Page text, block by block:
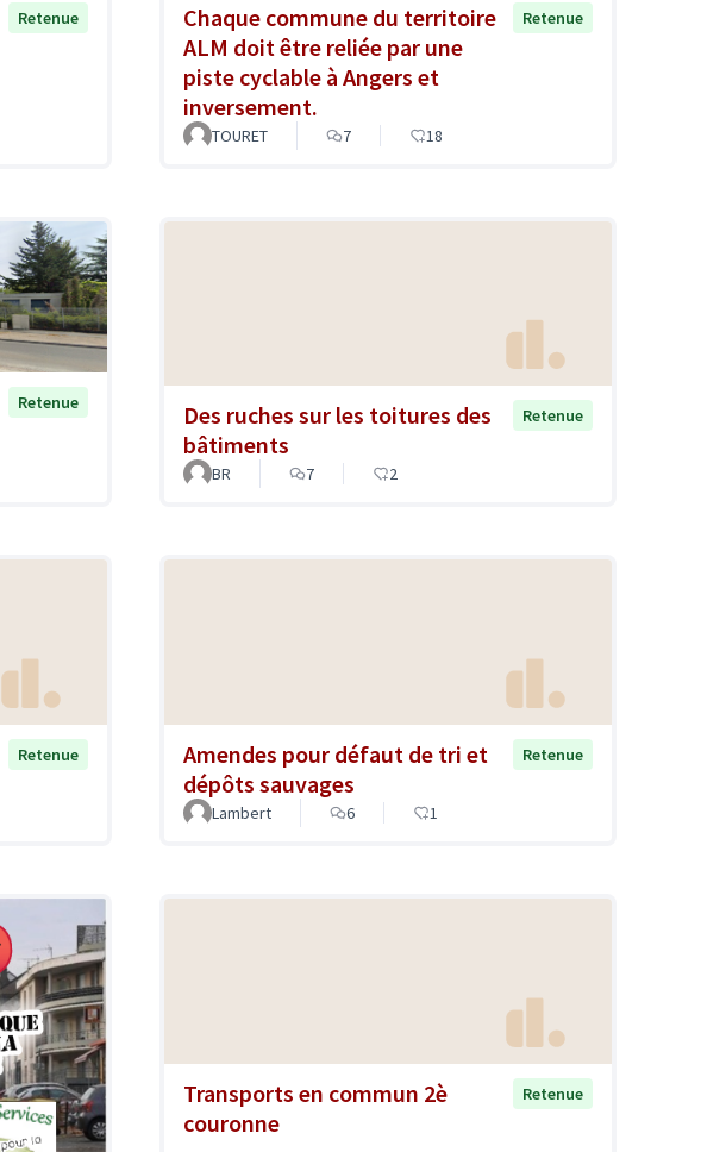
Retenue
Chaque commune du territoire
ALM doit être reliée par une
piste cyclable à Angers et
inversement.
Retenue
TOURET 7 18
Retenue
Des ruches sur les toitures des
bâtiments
Retenue
BR 7 2
Retenue
Amendes pour défaut de tri et
dépôts sauvages
Retenue
Lambert 6 1
Transports en commun 2è
couronne
Retenue